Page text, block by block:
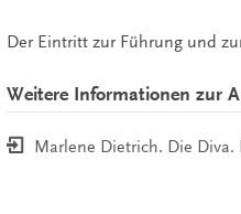
Der Eintritt zur Führung und
Weitere Informationen zur
Marlene Dietrich. Die